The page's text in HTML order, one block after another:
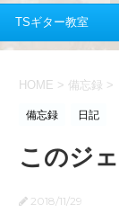
TSギター教室
HOME > 備忘録 >
備忘録 日記
このジ
2018/11/29